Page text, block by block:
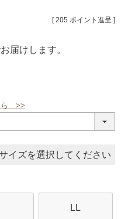
[ 205 ポイント進呈 ]
届けします。
ら >>
イズ
LL